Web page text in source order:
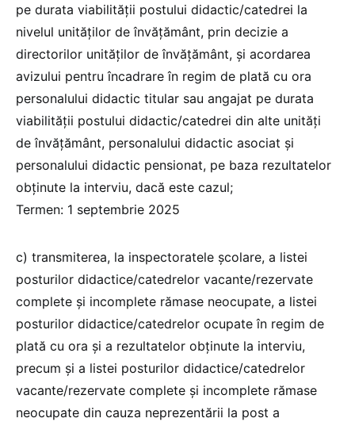
pe durata viabilității postului didactic/catedrei la
nivelul unităților de învățământ, prin decizie a
directorilor unităților de învățământ, și acordarea
avizului pentru încadrare în regim de plată cu ora
personalului didactic titular sau angajat pe durata
viabilității postului didactic/catedrei din alte unități
de învățământ, personalului didactic asociat și
personalului didactic pensionat, pe baza rezultatelor
obținute la interviu, dacă este cazul;
Termen: 1 septembrie 2025
c) transmiterea, la inspectoratele școlare, a listei
posturilor didactice/catedrelor vacante/rezervate
complete și incomplete rămase neocupate, a listei
posturilor didactice/catedrelor ocupate în regim de
plată cu ora și a rezultatelor obținute la interviu,
precum și a listei posturilor didactice/catedrelor
vacante/rezervate complete și incomplete rămase
neocupate din cauza neprezentării la post a